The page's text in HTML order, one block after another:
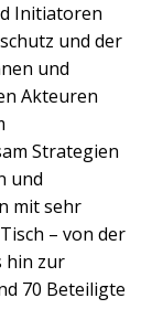
Initiatoren
und der
und
Akteuren
Strategien
und
mit sehr
– von der
hin zur
70 Beteiligte